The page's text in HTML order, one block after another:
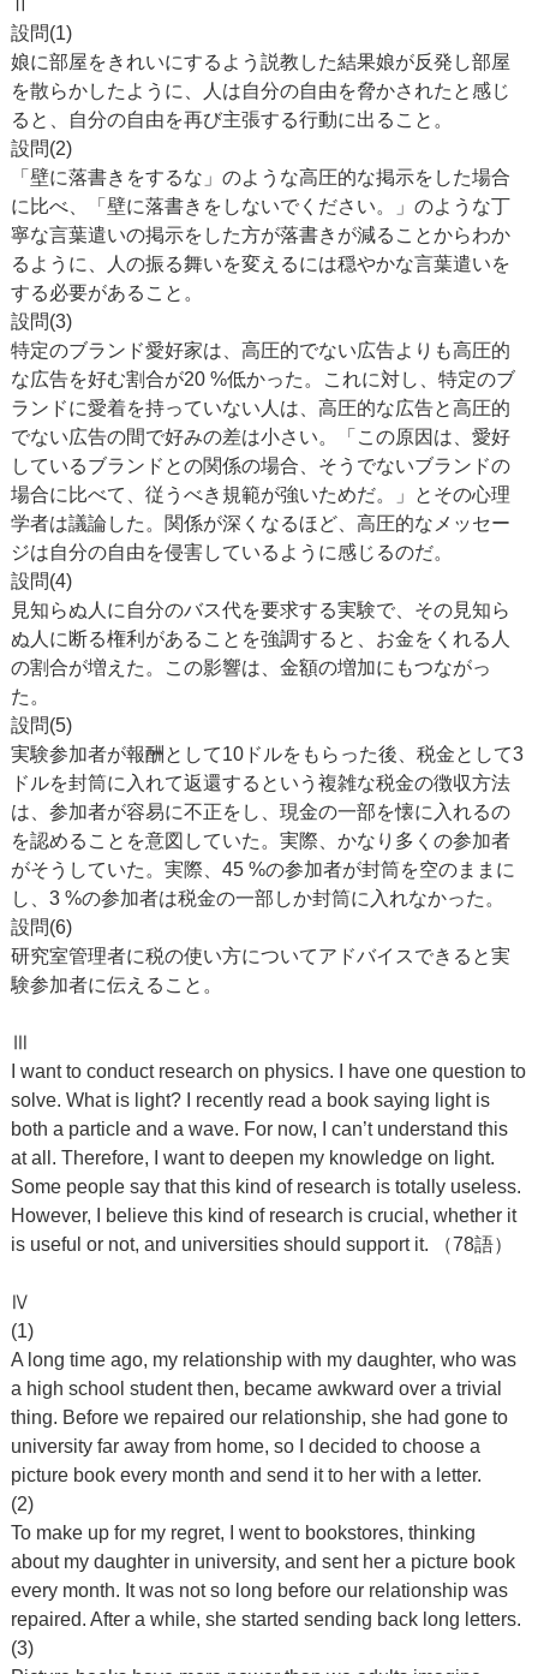
Ⅱ
設問(1)
娘に部屋をきれいにするよう説教した結果娘が反発し部屋
を散らかしたように、人は自分の自由を脅かされたと感じ
ると、自分の自由を再び主張する行動に出ること。
設問(2)
「壁に落書きをするな」のような高圧的な掲示をした場合
に比べ、「壁に落書きをしないでください。」のような丁
寧な言葉遣いの掲示をした方が落書きが減ることからわか
るように、人の振る舞いを変えるには穏やかな言葉遣いを
する必要があること。
設問(3)
特定のブランド愛好家は、高圧的でない広告よりも高圧的
な広告を好む割合が20 %低かった。これに対し、特定のブ
ランドに愛着を持っていない人は、高圧的な広告と高圧的
でない広告の間で好みの差は小さい。「この原因は、愛好
しているブランドとの関係の場合、そうでないブランドの
場合に比べて、従うべき規範が強いためだ。」とその心理
学者は議論した。関係が深くなるほど、高圧的なメッセー
ジは自分の自由を侵害しているように感じるのだ。
設問(4)
見知らぬ人に自分のバス代を要求する実験で、その見知ら
ぬ人に断る権利があることを強調すると、お金をくれる人
の割合が増えた。この影響は、金額の増加にもつながっ
た。
設問(5)
実験参加者が報酬として10ドルをもらった後、税金として3
ドルを封筒に入れて返還するという複雑な税金の徴収方法
は、参加者が容易に不正をし、現金の一部を懐に入れるの
を認めることを意図していた。実際、かなり多くの参加者
がそうしていた。実際、45 %の参加者が封筒を空のままに
し、3 %の参加者は税金の一部しか封筒に入れなかった。
設問(6)
研究室管理者に税の使い方についてアドバイスできると実
験参加者に伝えること。
Ⅲ
I want to conduct research on physics. I have one question to
solve. What is light? I recently read a book saying light is
both a particle and a wave. For now, I can’t understand this
at all. Therefore, I want to deepen my knowledge on light.
Some people say that this kind of research is totally useless.
However, I believe this kind of research is crucial, whether it
is useful or not, and universities should support it. （78語）
Ⅳ
(1)
A long time ago, my relationship with my daughter, who was
a high school student then, became awkward over a trivial
thing. Before we repaired our relationship, she had gone to
university far away from home, so I decided to choose a
picture book every month and send it to her with a letter.
(2)
To make up for my regret, I went to bookstores, thinking
about my daughter in university, and sent her a picture book
every month. It was not so long before our relationship was
repaired. After a while, she started sending back long letters.
(3)